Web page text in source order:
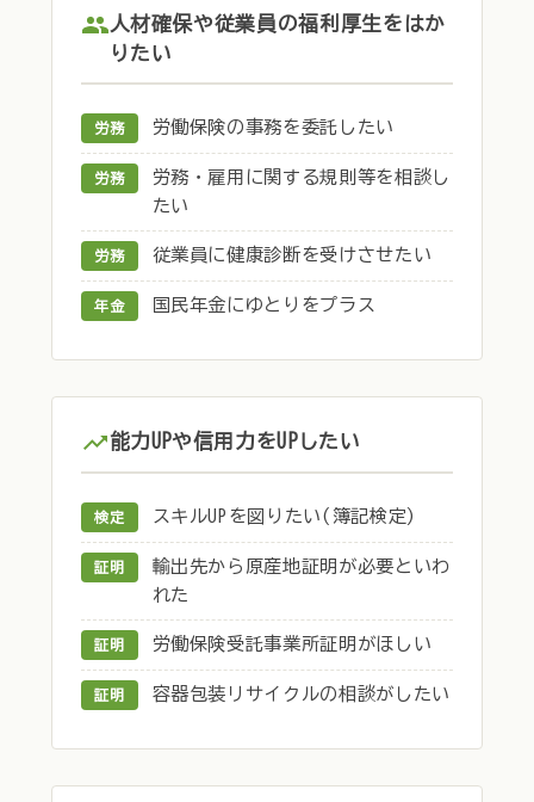
人材確保や従業員の福利厚生をはか
りたい
労務 労働保険の事務を委託したい
労務
労務・雇用に関する規則等を相談し
たい
労務 従業員に健康診断を受けさせたい
年金 国民年金にゆとりをプラス
能力UPや信用力をUPしたい
検定 スキルUPを図りたい(簿記検定)
証明
輸出先から原産地証明が必要といわ
れた
証明 労働保険受託事業所証明がほしい
証明 容器包装リサイクルの相談がしたい